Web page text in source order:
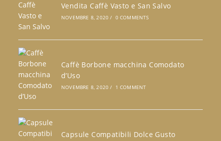
Vendita Caffè Vasto e San Salvo
NOVEMBRE 8, 2020 / 0 COMMENTS
Caffè Borbone macchina Comodato
d’Uso
NOVEMBRE 8, 2020 / 1 COMMENT
Capsule Compatibili Dolce Gusto